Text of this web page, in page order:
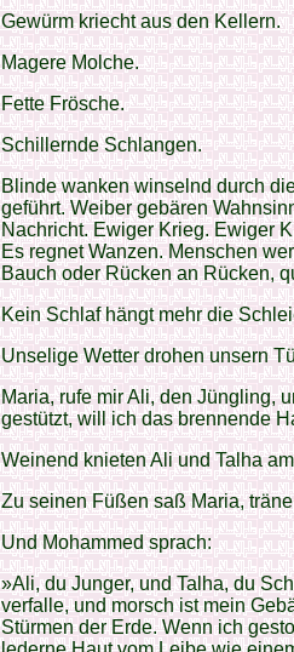
Gewürm kriecht aus den Kellern.
Magere Molche.
Fette Frösche.
Schillernde Schlangen.
Blinde wanken winselnd durch
geführt. Weiber gebären
Nachricht. Ewiger Krieg. Ewiger
Es regnet Wanzen. Menschen
Bauch oder Rücken an Rücken,
Kein Schlaf hängt mehr die
Unselige Wetter drohen unsern
Maria, rufe mir Ali, den Jüngling,
gestützt, will ich das brennende
Weinend knieten Ali und Talha
Zu seinen Füßen saß Maria,
Und Mohammed sprach:
»Ali, du Junger, und Talha, du
verfalle, und morsch ist mein
Stürmen der Erde. Wenn ich